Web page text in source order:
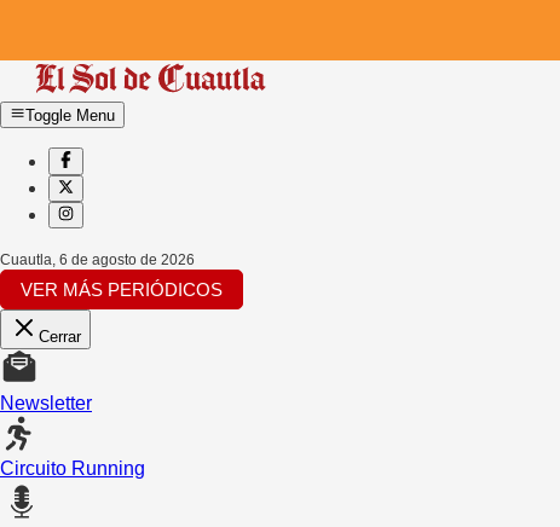
Toggle Menu
Cuautla, 6 de agosto de 2026
VER MÁS PERIÓDICOS
Cerrar
Newsletter
Circuito Running